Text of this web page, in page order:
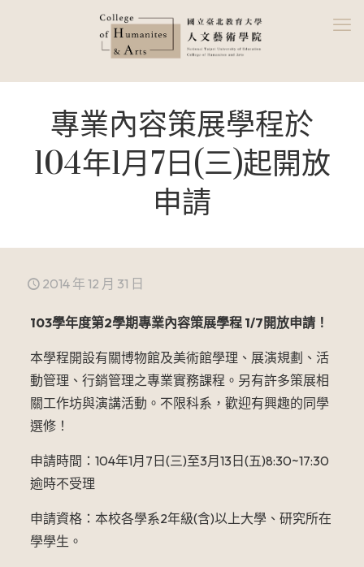
專業內容策展學程於
104年1月7日(三)起開放
申請
2014 年 12 月 31 日
103學年度第2學期專業內容策展學程 1/7開放申請！
本學程開設有關博物館及美術館學理、展演規劃、活
動管理、行銷管理之專業實務課程。另有許多策展相
關工作坊與演講活動。不限科系，歡迎有興趣的同學
選修！
申請時間：104年1月7日(三)至3月13日(五)8:30~17:30
逾時不受理
申請資格：本校各學系2年級(含)以上大學、研究所在
學學生。